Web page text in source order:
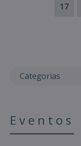
17
Categorias
Eventos